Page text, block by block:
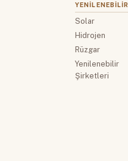
YENILENEBILIR
Solar
Hidrojen
Rüzgar
Yenilenebilir
Şirketleri